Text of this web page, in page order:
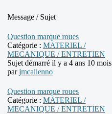
Message / Sujet
Question marque roues
Catégorie : MATERIEL /
MECANIQUE / ENTRETIEN
Sujet démarré il y a 4 ans 10 mois
parjmcalienno
Question marque roues
Catégorie : MATERIEL /
MECANIQUE / ENTRETIEN